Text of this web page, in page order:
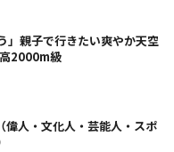
」親子で行きたい爽やか天空
2000m級
人・文化人・芸能人・スポ